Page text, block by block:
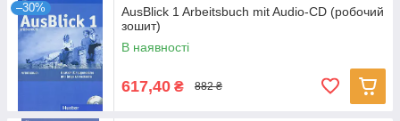
–30%
AusBlick 1 Arbeitsbuch mit Audio-CD (робочий
зошит)
В наявності
617,40 ₴ 882 ₴